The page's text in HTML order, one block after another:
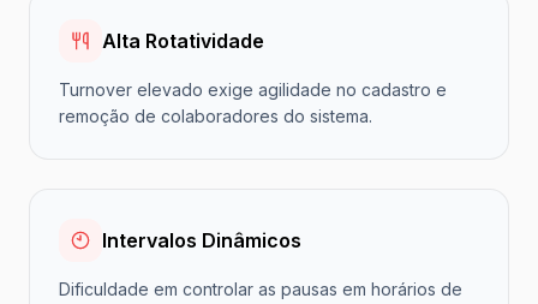
Alta Rotatividade
Turnover elevado exige agilidade no cadastro e
remoção de colaboradores do sistema.
Intervalos Dinâmicos
Dificuldade em controlar as pausas em horários de